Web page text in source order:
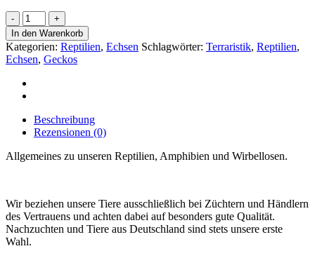
Rotkehlanolis
(Anolis
carolinensis)
adult
Männchen
DNZ
23
In den Warenkorb
Kategorien: Reptilien, Echsen Schlagwörter: Terraristik, Reptilien,
Echsen, Geckos
Beschreibung
Rezensionen (0)
Allgemeines zu unseren Reptilien, Amphibien und Wirbellosen.
Wir beziehen unsere Tiere ausschließlich bei Züchtern und Händlern
des Vertrauens und achten dabei auf besonders gute Qualität.
Nachzuchten und Tiere aus Deutschland sind stets unsere erste
Wahl.